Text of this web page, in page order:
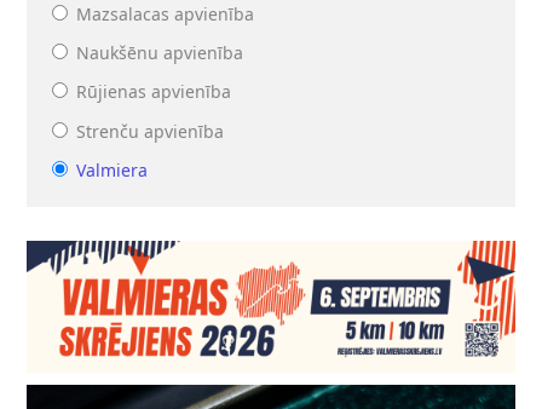
Mazsalacas apvienība
Naukšēnu apvienība
Rūjienas apvienība
Strenču apvienība
Valmiera